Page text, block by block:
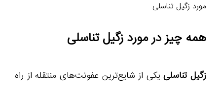
مورد زگیل تناسلی
همه چیز در مورد زگیل تناسلی
زگیل تناسلییکی از شایع‌ترین عفونت‌های منتقله از راه